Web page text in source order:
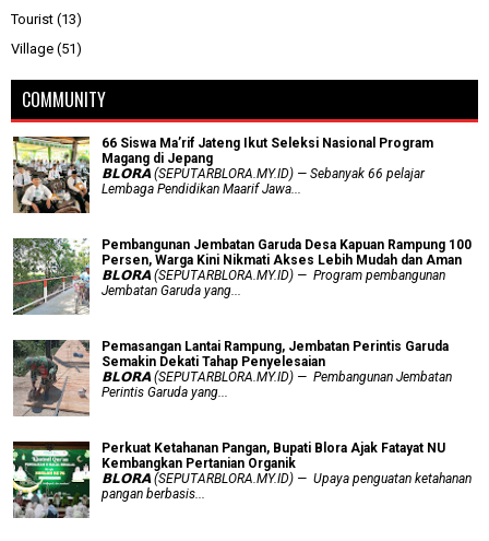
Tourist (13)
Village (51)
COMMUNITY
66 Siswa Ma’rif Jateng Ikut Seleksi Nasional Program
Magang di Jepang
𝗕𝗟𝗢𝗥𝗔 (SEPUTARBLORA.MY.ID) — Sebanyak 66 pelajar
Lembaga Pendidikan Maarif Jawa...
Pembangunan Jembatan Garuda Desa Kapuan Rampung 100
Persen, Warga Kini Nikmati Akses Lebih Mudah dan Aman
𝗕𝗟𝗢𝗥𝗔 (SEPUTARBLORA.MY.ID) — Program pembangunan
Jembatan Garuda yang...
Pemasangan Lantai Rampung, Jembatan Perintis Garuda
Semakin Dekati Tahap Penyelesaian
𝗕𝗟𝗢𝗥𝗔 (SEPUTARBLORA.MY.ID) — Pembangunan Jembatan
Perintis Garuda yang...
​Perkuat Ketahanan Pangan, Bupati Blora Ajak Fatayat NU
Kembangkan Pertanian Organik
𝗕𝗟𝗢𝗥𝗔 (SEPUTARBLORA.MY.ID) — Upaya penguatan ketahanan
pangan berbasis...